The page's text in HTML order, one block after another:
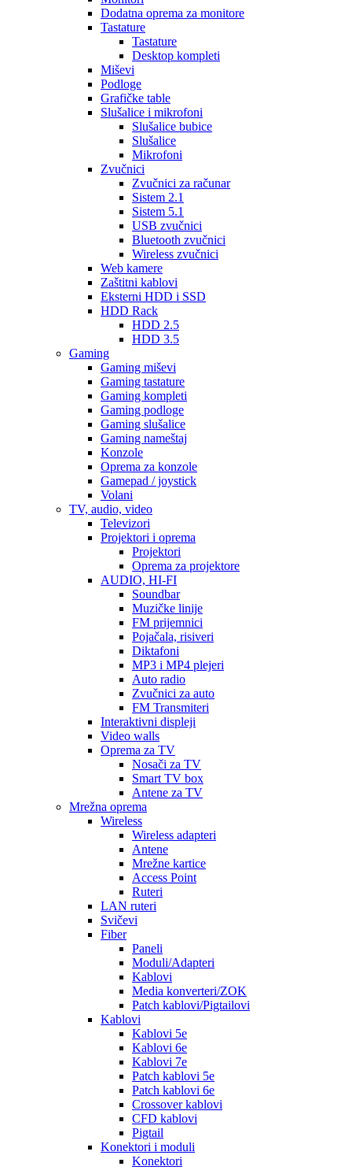
Dodatna oprema za monitore
Tastature
Tastature
Desktop kompleti
Miševi
Podloge
Grafičke table
Slušalice i mikrofoni
Slušalice bubice
Slušalice
Mikrofoni
Zvučnici
Zvučnici za računar
Sistem 2.1
Sistem 5.1
USB zvučnici
Bluetooth zvučnici
Wireless zvučnici
Web kamere
Zaštitni kablovi
Eksterni HDD i SSD
HDD Rack
HDD 2.5
HDD 3.5
Gaming
Gaming miševi
Gaming tastature
Gaming kompleti
Gaming podloge
Gaming slušalice
Gaming nameštaj
Konzole
Oprema za konzole
Gamepad / joystick
Volani
TV, audio, video
Televizori
Projektori i oprema
Projektori
Oprema za projektore
AUDIO, HI-FI
Soundbar
Muzičke linije
FM prijemnici
Pojačala, risiveri
Diktafoni
MP3 i MP4 plejeri
Auto radio
Zvučnici za auto
FM Transmiteri
Interaktivni displeji
Video walls
Oprema za TV
Nosači za TV
Smart TV box
Antene za TV
Mrežna oprema
Wireless
Wireless adapteri
Antene
Mrežne kartice
Access Point
Ruteri
LAN ruteri
Svičevi
Fiber
Paneli
Moduli/Adapteri
Kablovi
Media konverteri/ZOK
Patch kablovi/Pigtailovi
Kablovi
Kablovi 5e
Kablovi 6e
Kablovi 7e
Patch kablovi 5e
Patch kablovi 6e
Crossover kablovi
CFD kablovi
Pigtail
Konektori i moduli
Konektori